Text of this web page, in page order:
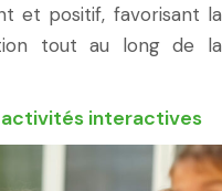
et positif, favorisant la
tout au long de la
interactives